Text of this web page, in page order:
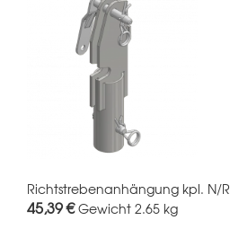
Richtstrebenanhängung kpl. N/R
45,39 €Gewicht 2.65 kg